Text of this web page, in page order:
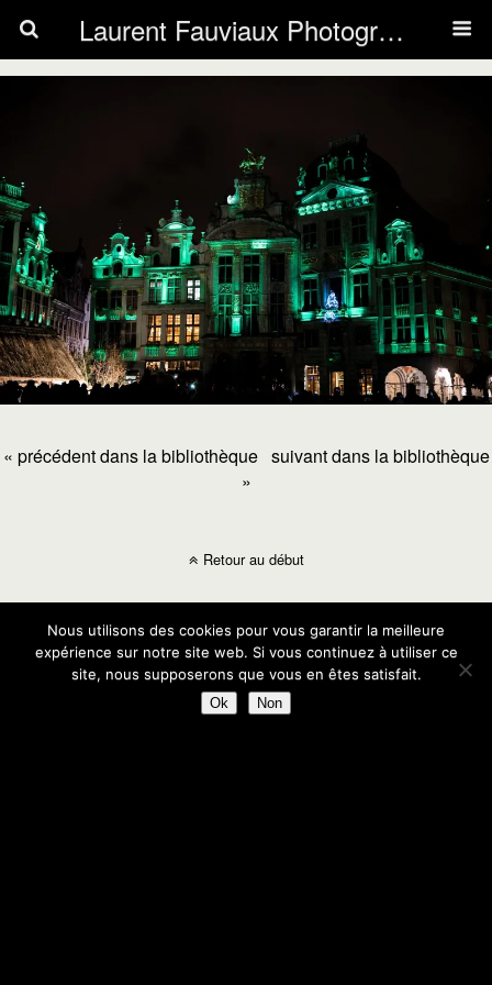
Laurent Fauviaux Photography
« précédent dans la bibliothèque suivant dans la bibliothèque
»
Retour au début
Nous utilisons des cookies pour vous garantir la meilleure
expérience sur notre site web. Si vous continuez à utiliser ce
site, nous supposerons que vous en êtes satisfait.
Ok Non